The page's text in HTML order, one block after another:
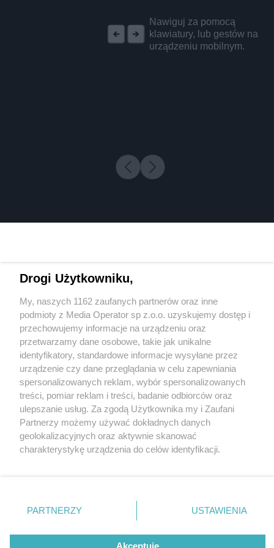
Nawiguj za pomocą
klawiatury, lub gestów na
urządzeniu mobilnym.
5 / 0
Wydawca mediów lokalnych
Nie zapomnij
zapoznać się z:
polityką prywatności regulamin korzystania z portali
Twojemiasto
Piekary Śląskie
Chorzów
Tarnowskie Góry
Gliwice
Skontakuj sięz nami
Kontakt
Wydawca
Redakcja
Drogi Użytkowniku,
My, naszych 1162 zaufanych partnerów oraz inne
podmioty z Media Operator sp z.o.o. uzyskujemy dostęp i
przechowujemy informacje na urządzeniu oraz
przetwarzamy dane osobowe, takie jak unikalne
identyfikatory, standardowe informacje wysyłane przez
urządzenie czy dane przeglądania w celu zapewniania
spersonalizowanych reklam, wybór spersonalizowanych
treści, pomiar reklam i treści, badanie odbiorców oraz
ulepszanie usług. Za zgodą Użytkownika my i Zaufani
Partnerzy możemy używać dokładnych danych
geolokalizacyjnych oraz aktywnie skanować
charakterystykę urządzenia do celów identyfikacji.
zmienić/wycofać klikając przycisk ustawień prywatności
znajdujący się w lewym dolnym rogu strony
rodzaje przetwarzania danych nie wymagają zgody
użytkownika, ale masz prawo sprzeciwić się takiemu
PARTNERZY USTAWIENIA
Akceptuję